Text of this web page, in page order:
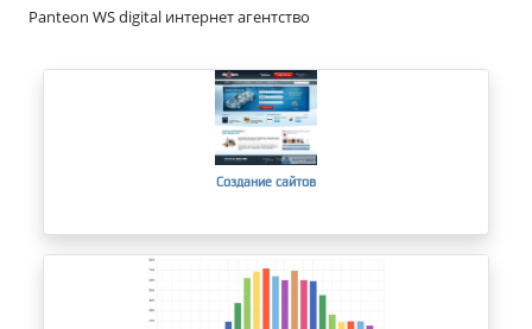
Panteon WS digital интернет агентство
Создание сайтов